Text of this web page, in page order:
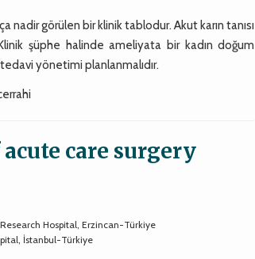
görülen bir klinik tablodur. Akut karın tanısı
şüphe halinde ameliyata bir kadın doğum
yönetimi planlanmalıdır.
care surgery
Hospital, Erzincan-Türkiye
İstanbul-Türkiye